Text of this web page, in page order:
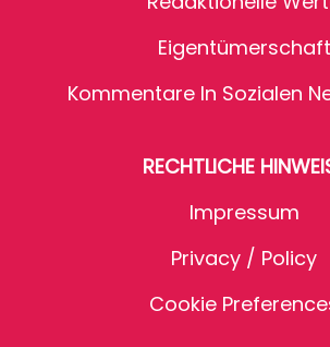
Eigentümerschaft
Kommentare In Sozialen
RECHTLICHE
Impressum
Privacy / Policy
Cookie